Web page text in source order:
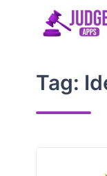
Tag: